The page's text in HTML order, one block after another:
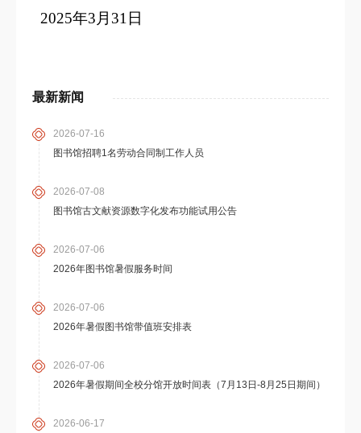
最新新闻
2026-07-16
图书馆招聘1名劳动合同制工作人员
2026-07-08
图书馆古文献资源数字化发布功能试用公告
2026-07-06
2026年图书馆暑假服务时间
2026-07-06
2026年暑假图书馆带值班安排表
2026-07-06
2026年暑假期间全校分馆开放时间表（7月13日-8月25日期间）
2026-06-17
2025年3月31日